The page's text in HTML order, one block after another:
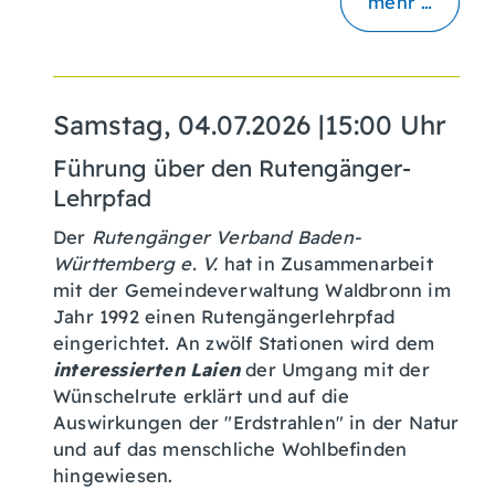
Samstag, 04.07.2026 |15:00 Uhr
Führung über den Rutengänger-
Lehrpfad
Der Rutengänger Verband Baden-
Württemberg e. V. hat in Zusammenarbeit
mit der Gemeindeverwaltung Waldbronn im
Jahr 1992 einen Rutengängerlehrpfad
eingerichtet. An zwölf Stationen wird dem
interessierten Laiender Umgang mit der
Wünschelrute erklärt und auf die
Auswirkungen der "Erdstrahlen" in der Natur
und auf das menschliche Wohlbefinden
hingewiesen.